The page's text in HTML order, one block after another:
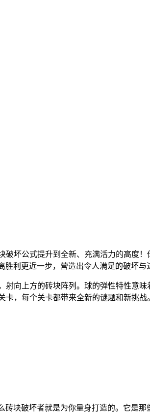
破坏公式提升到全新、充满活力的高度
利更近一步，营造出令人满足的破坏与
向上方的砖块阵列。球的弹性特性意
，每个关卡都带来全新的谜题和新挑战
块破坏者就是为你量身打造的。它是